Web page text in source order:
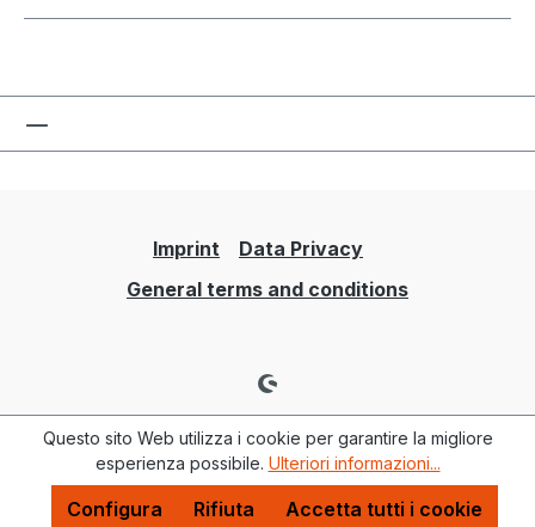
Imprint
Data Privacy
General terms and conditions
Questo sito Web utilizza i cookie per garantire la migliore
esperienza possibile. Ulteriori informazioni...
Rifiuta
Configura Accetta tutti i cookie